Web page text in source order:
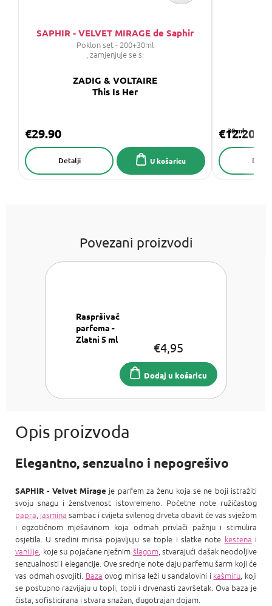
SAPHIR - VELVET MIRAGE de Saphir
Poklon set - 200+30ml
, zamjenjuje se s:
ZADIG & VOLTAIRE
This Is Her
€29.90
U košaricu
Detalji
30 ml
€12.20
Povezani proizvodi
Raspršivač
parfema -
Zlatni 5 ml
€4,95
Dodaj u košaricu
Elegantno, senzualno i nepogrešivo
SAPHIR - Velvet Mirage je parfem za ženu koja se ne boji istražiti
svoju snagu i ženstvenost istovremeno. Početne note ružičastog
papra, jasmina sambac i cvijeta svilenog drveta obavit će vas svježom
i egzotičnom mješavinom koja odmah privlači pažnju i stimulira
osjetila. U sredini mirisa pojavljuju se tople i slatke note kestena i
vanilije, koje su pojačane nježnim šlagom, stvarajući dašak neodoljive
senzualnosti i elegancije. Ove srednje note daju parfemu šarm koji će
vas odmah osvojiti. Baza ovog mirisa leži u sandalovini i kašmiru, koji
se postupno razvijaju u topli, topli i drvenasti završetak. Ova baza je
čista, sofisticirana i stvara snažan, dugotrajan dojam.